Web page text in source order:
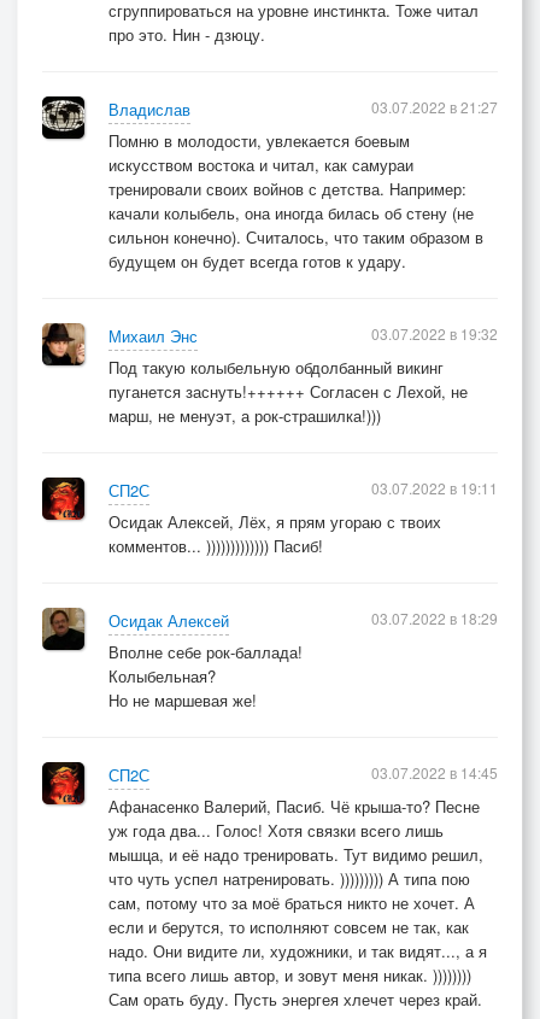
сгруппироваться на уровне инстинкта. Тоже читал
про это. Нин - дзюцу.
Владислав
Помню в молодости, увлекается боевым
искусством востока и читал, как самураи
тренировали своих войнов с детства. Например:
качали колыбель, она иногда билась об стену (не
сильнон конечно). Считалось, что таким образом в
будущем он будет всегда готов к удару.
03.07.2022 в 21:27
Михаил Энс
Под такую колыбельную обдолбанный викинг
пуганется заснуть!++++++ Согласен с Лехой, не
марш, не менуэт, а рок-страшилка!)))
03.07.2022 в 19:32
СП2С
Осидак Алексей, Лёх, я прям угораю с твоих
комментов... ))))))))))))) Пасиб!
03.07.2022 в 19:11
Осидак Алексей
Вполне себе рок-баллада!
Колыбельная?
Но не маршевая же!
03.07.2022 в 18:29
СП2С
Афанасенко Валерий, Пасиб. Чё крыша-то? Песне
уж года два... Голос! Хотя связки всего лишь
мышца, и её надо тренировать. Тут видимо решил,
что чуть успел натренировать. ))))))))) А типа пою
сам, потому что за моё браться никто не хочет. А
если и берутся, то исполняют совсем не так, как
надо. Они видите ли, художники, и так видят..., а я
типа всего лишь автор, и зовут меня никак. ))))))))
Сам орать буду. Пусть энергея хлечет через край.
03.07.2022 в 14:45